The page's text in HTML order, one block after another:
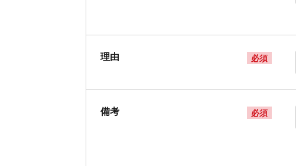
理由 必須
備考 必須